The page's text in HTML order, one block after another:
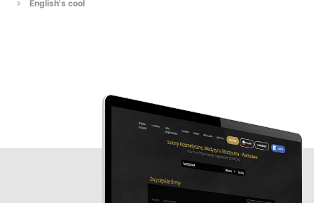
English's cool